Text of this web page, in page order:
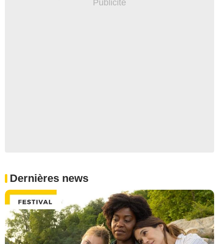
Dernières news